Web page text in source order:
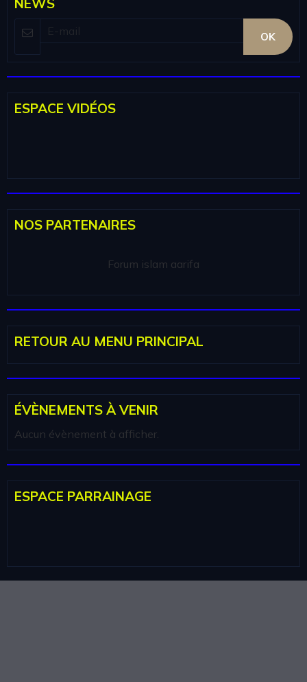
NEWS
OK
ESPACE VIDÉOS
NOS PARTENAIRES
Forum islam aarifa
RETOUR AU MENU PRINCIPAL
ÉVÈNEMENTS À VENIR
Aucun évènement à afficher.
ESPACE PARRAINAGE